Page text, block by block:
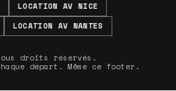
LOCATION AV NICE
LOCATION AV NANTES
droits réservés.
départ. Même ce footer.